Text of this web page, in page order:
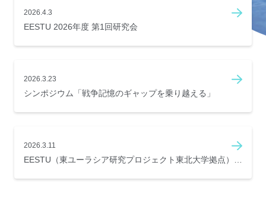
2026.4.3
EESTU 2026年度 第1回研究会
2026.3.23
シンポジウム「戦争記憶のギャップを乗り越える」
2026.3.11
EESTU（東ユーラシア研究プロジェクト東北大学拠点）